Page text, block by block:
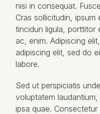
nisi in consequat.
Cras sollicitudin, ipsum
tincidun ligula, porttitor
ac, enim. Adipiscing
adipiscing elit, sed do
labore.
Sed ut perspiciatis
voluptatem
ipsa quae.